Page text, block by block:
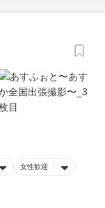
女性歓迎